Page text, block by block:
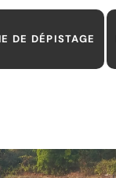
DE DÉPISTAGE